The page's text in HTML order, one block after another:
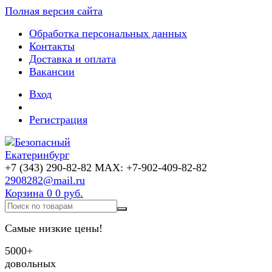
Полная версия сайта
Обработка персональных данных
Контакты
Доставка и оплата
Вакансии
Вход
Регистрация
+7 (343) 290-82-82 MAX: +7-902-409-82-82
2908282@mail.ru
Корзина 0 0 руб.
Самые низкие цены!
5000+
довольных